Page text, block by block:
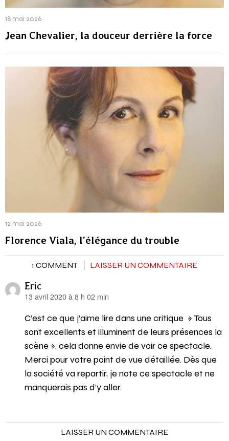
18 mai 2026
Jean Chevalier, la douceur derrière la force
12 mai 2026
Florence Viala, l’élégance du trouble
1 COMMENT LAISSER UN COMMENTAIRE
Eric
dit :
13 avril 2020 à 8 h 02 min
C’est ce que j’aime lire dans une critique » Tous
sont excellents et illuminent de leurs présences la
scène », cela donne envie de voir ce spectacle.
Merci pour votre point de vue détaillée. Dès que
la société va repartir, je note ce spectacle et ne
manquerais pas d’y aller.
LAISSER UN COMMENTAIRE